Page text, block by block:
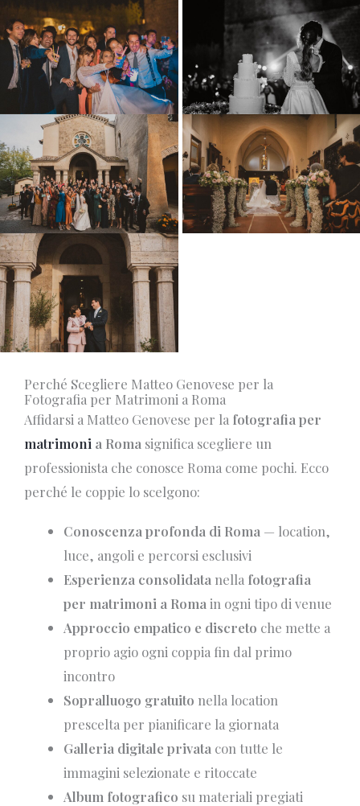
Perché Scegliere Matteo Genovese per la
Fotografia per Matrimoni a Roma
Affidarsi a Matteo Genovese per la fotografia per
matrimoni a Roma significa scegliere un
professionista che conosce Roma come pochi. Ecco
perché le coppie lo scelgono:
Conoscenza profonda di Roma — location,
luce, angoli e percorsi esclusivi
Esperienza consolidata nella fotografia
per matrimoni a Roma in ogni tipo di venue
Approccio empatico e discreto che mette a
proprio agio ogni coppia fin dal primo
incontro
Sopralluogo gratuito nella location
prescelta per pianificare la giornata
Galleria digitale privata con tutte le
immagini selezionate e ritoccate
Album fotografico su materiali pregiati